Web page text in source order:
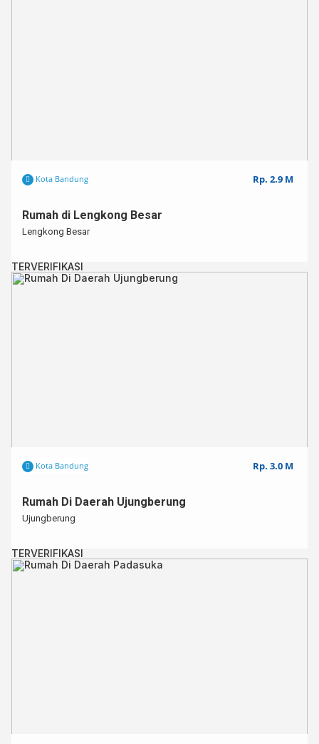
Kota Bandung Rp. 2.9 M
Rumah di Lengkong Besar
Lengkong Besar
TERVERIFIKASI
Kota Bandung Rp. 3.0 M
Rumah Di Daerah Ujungberung
Ujungberung
TERVERIFIKASI